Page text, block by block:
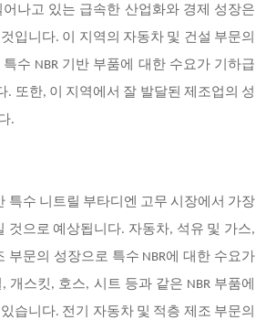
나고 있는 급속한 산업화와 경제 성장은
입니다. 이 지역의 자동차 및 건설 부문의
수 NBR 기반 부품에 대한 수요가 기하급
. 또한, 이 지역에서 잘 발달된 제조업의 성
.
특수 니트릴 부타디엔 고무 시장에서 가장
것으로 예상됩니다. 자동차, 석유 및 가스,
부문의 성장으로 특수 NBR에 대한 수요가
개스킷, 호스, 시트 등과 같은 NBR 부품에
습니다. 전기 자동차 및 적층 제조 부문의